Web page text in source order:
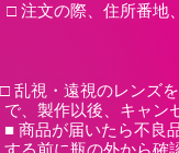
□ 注文の際、住所番地
□ 乱視・遠視のレンズ
で、製作以後、キャン
■ 商品が届いたら不良
する前に瓶の外から確